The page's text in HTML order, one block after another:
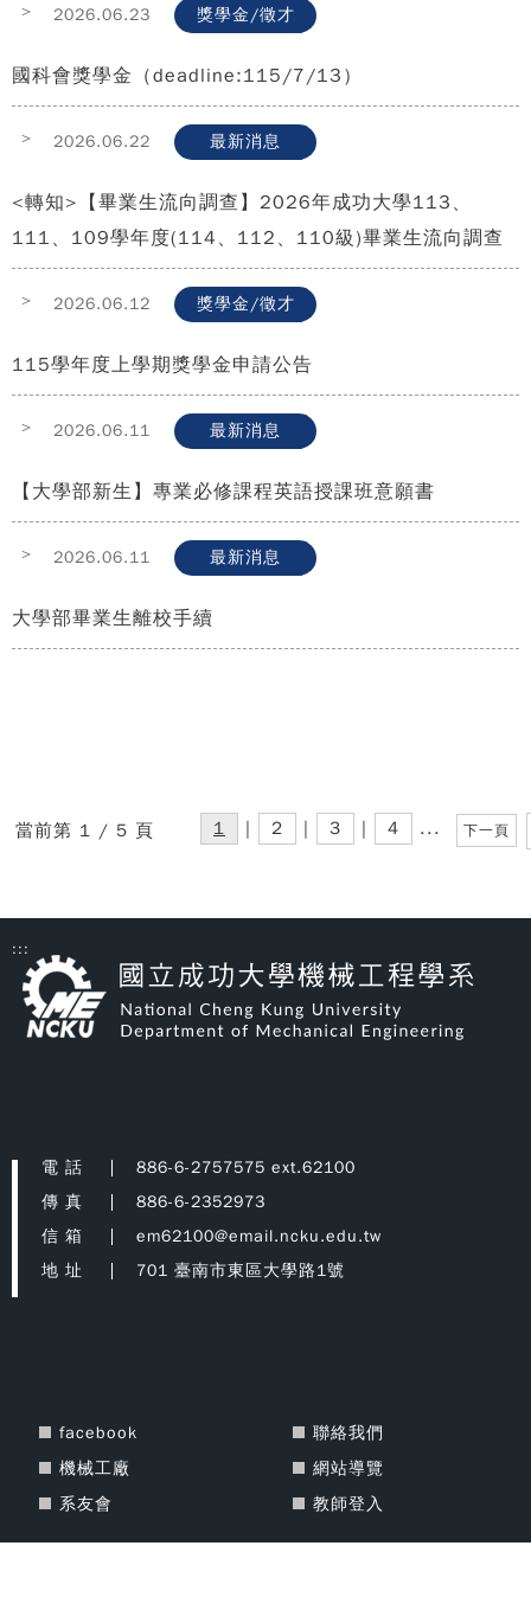
> 2026.06.23 獎學金/徵才
國科會獎學金（deadline:115/7/13）
> 2026.06.22 最新消息
<轉知>【畢業生流向調查】2026年成功大學113、
111、109學年度(114、112、110級)畢業生流向調查
> 2026.06.12 獎學金/徵才
115學年度上學期獎學金申請公告
> 2026.06.11 最新消息
【大學部新生】專業必修課程英語授課班意願書
> 2026.06.11 最新消息
大學部畢業生離校手續
當前第 1 / 5 頁 1 | 2 | 3 | 4 ... 下一頁
:::
電 話
886-6-2757575 ext.62100
傳 真
886-6-2352973
信 箱
em62100@email.ncku.edu.tw
地 址
701 臺南市東區大學路1號
facebook
機械工廠
系友會
聯絡我們
網站導覽
教師登入